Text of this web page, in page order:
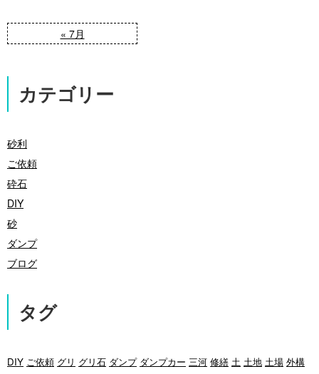
« 7月
カテゴリー
砂利
ご依頼
砕石
DIY
砂
ダンプ
ブログ
タグ
DIY ご依頼 グリ グリ石 ダンプ ダンプカー 三河 修繕 土 土地 土場 外構